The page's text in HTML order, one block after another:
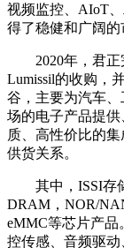
视频监控、AIoT
得了稳健和广阔的
2020年，君正
Lumissil的收购，
谷，主要为汽车
场的电子产品提
质、高性价比的
供货关系。
其中，ISSI存储
DRAM，NOR/
eMMC等芯片产品
控传感、音频驱动